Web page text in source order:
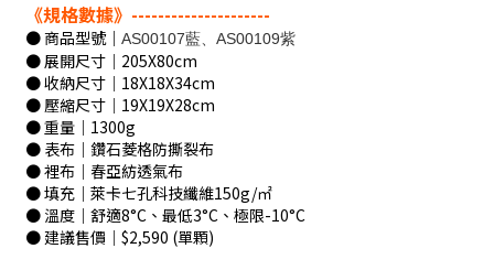
《規格數據》---------------------
● 商品型號｜ AS00107藍、AS00109紫
● 展開尺寸｜205X80cm
● 收納尺寸｜18X18X34cm
● 壓縮尺寸｜19X19X28cm
● 重量｜1300g
● 表布｜鑽石菱格防撕裂布
● 裡布｜春亞紡透氣布
● 填充｜萊卡七孔科技纖維150g/㎡
● 溫度｜舒適8°C、最低3°C、極限-10°C
● 建議售價｜$2,590 (單顆)